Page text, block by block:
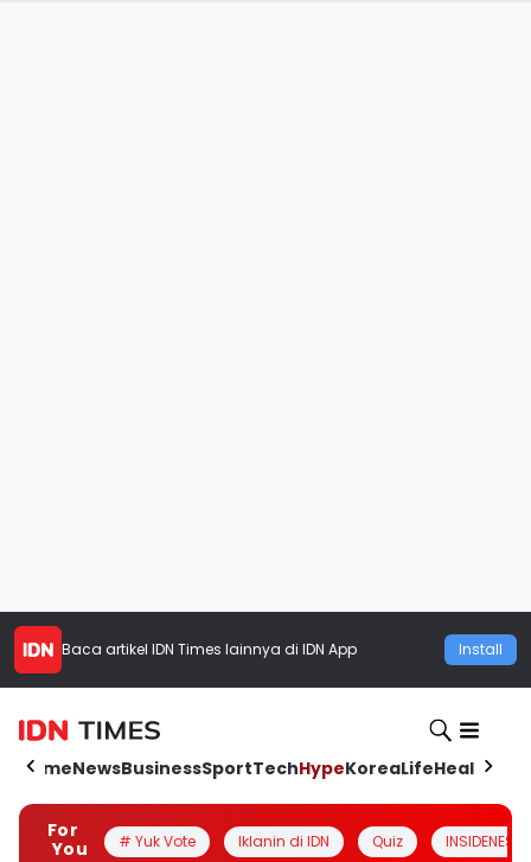
Baca artikel IDN Times lainnya di IDN App Install
HomeNewsBusinessSportTechHypeKoreaLifeHealth
For
You
# Yuk Vote Iklanin di IDN Quiz INSIDENESIA